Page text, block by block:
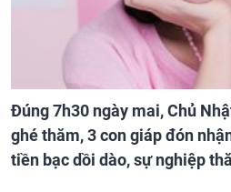
Đúng 7h30 ngày mai, Chủ
ghé thăm, 3 con giáp đón
tiền bạc dồi dào, sự nghiệp